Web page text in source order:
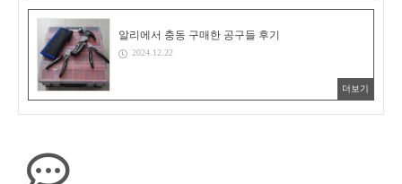
알리에서 충동 구매한 공구들 후기
2024.12.22
더보기